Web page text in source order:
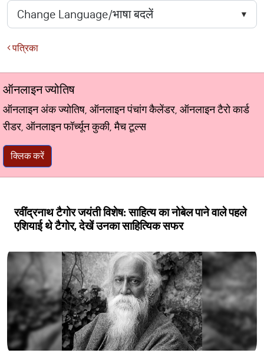
पत्रिका
ऑनलाइन ज्योतिष
ऑनलाइन अंक ज्योतिष, ऑनलाइन पंचांग कैलेंडर, ऑनलाइन टैरो कार्ड
रीडर, ऑनलाइन फॉर्च्यून कुकी, मैच टूल्स
क्लिक करें
रवींद्रनाथ टैगोर जयंती विशेष: साहित्य का नोबेल पाने वाले पहले
एशियाई थे टैगोर, देखें उनका साहित्यिक सफर